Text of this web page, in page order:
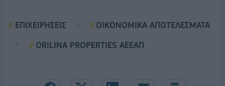
ΕΠΙΧΕΙΡΗΣΕΙΣ
ΟΙΚΟΝΟΜΙΚΑ ΑΠΟΤΕΛΕΣΜΑΤΑ
ORILINA PROPERTIES ΑΕΕΑΠ